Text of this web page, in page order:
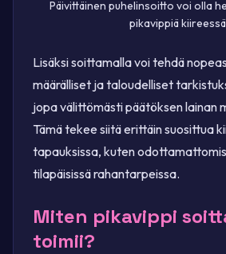
Päivittäinen puhelinsoitto voi olla
pikavippiä
Lisäksi soittamalla voi tehdä
määrälliset ja taloudelliset
jopa välittömästi päätöksen lainan
Tämä tekee siitä erittäin suosittua
tapauksissa, kuten
tilapäisissä rahantarpeissa.
Miten pikavippi
toimii?